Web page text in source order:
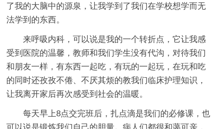
了我的大脑中的源泉，让我学到了我们在学校想学而无
法学到的东西。
来呼吸内科，可以说是我的一个转折点，它让我感
受到医院的温馨，教师和我们学生没有代沟，对待我们
和朋友一样，有东西一起吃，有玩的一起玩，在玩和吃
的同时还孜孜不倦、不厌其烦的教我们临床护理知识，
让我离开家后再次感受到社会的温暖。
每天早上8点交完班后，扎点滴是我们的必修课，也